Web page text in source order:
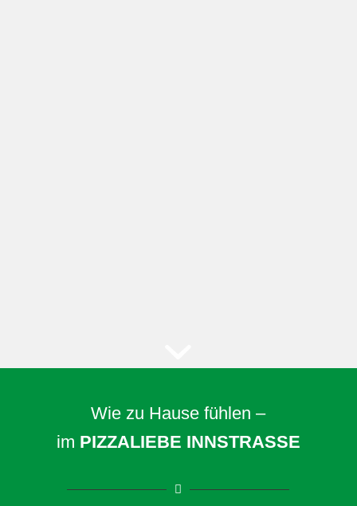
Wie zu Hause fühlen –
im PIZZALIEBE INNSTRASSE